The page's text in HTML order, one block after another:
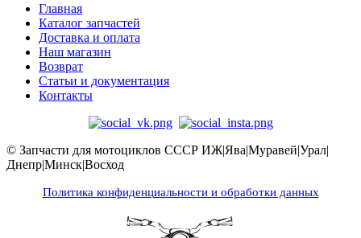
Главная
Каталог запчастей
Доставка и оплата
Наш магазин
Возврат
Статьи и документация
Контакты
© Запчасти для мотоциклов СССР ИЖ|Ява|Муравей|Урал|
Днепр|Минск|Восход
Политика конфиденциальности и обработки данных